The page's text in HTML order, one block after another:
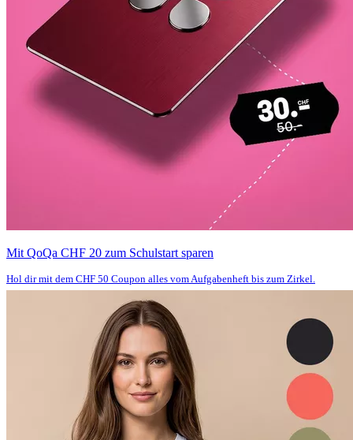
Mit QoQa CHF 20 zum Schulstart sparen
Hol dir mit dem CHF 50 Coupon alles vom Aufgabenheft bis zum Zirkel.